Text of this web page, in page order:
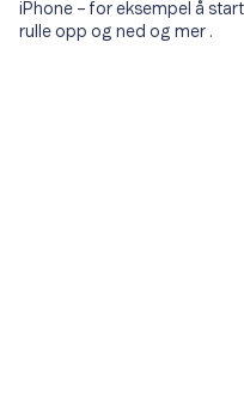
iPhone – for eksempel å
rulle opp og ned og mer .